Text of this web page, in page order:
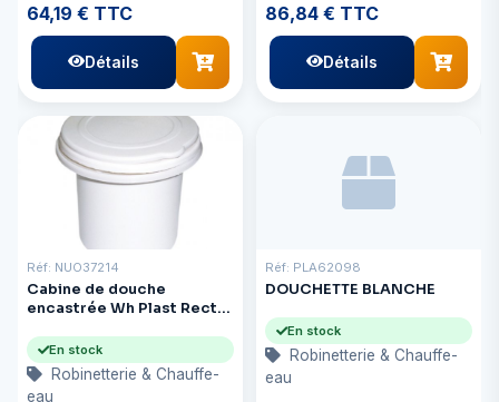
64,19 € TTC
Détails
86,84 € TTC
Détails
Réf: NUO37214
Cabine de douche
encastrée Wh Plast Rect-
En stock
Robinetterie & Chauffe-
eau
Réf: PLA62098
DOUCHETTE BLANCHE
En stock
Robinetterie & Chauffe-
eau